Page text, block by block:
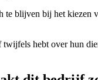
blijven bij het
hebt over hun